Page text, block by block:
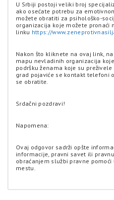
U Srbiji postoji veliki broj
ako osećate potrebu za
možete obratiti za psihološko-
organizacija koje možete pronaći
linku https://
Nakon što kliknete na ovaj link,
mapu nevladinih organizacija
podršku ženama koje su
grad pojaviće se kontakt telefoni
se obratite.
Srdačni pozdravi!
Napomena:
Ovaj odgovor sadrži opšte
informacije, pravni savet ili
obraćanjem službi pravne
mestu.